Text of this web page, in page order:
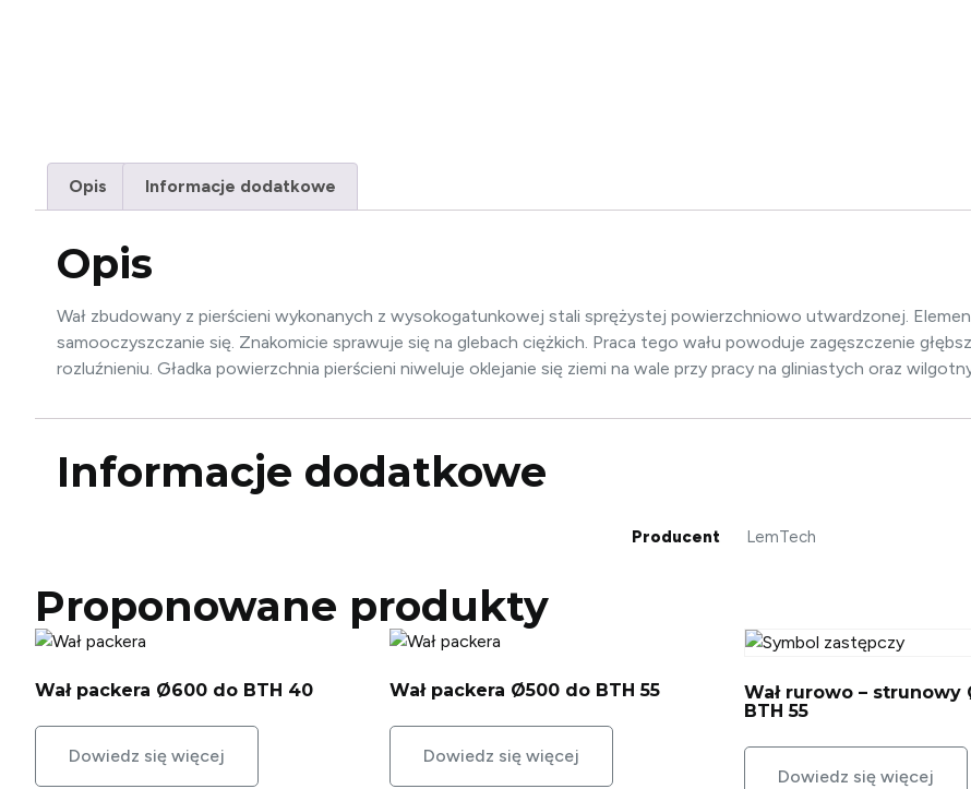
Opis Informacje dodatkowe
Opis
Wał zbudowany z pierścieni wykonanych z wysokogatunkowej stali sprężystej powierzchniowo utwardzonej.
samooczyszczanie się. Znakomicie sprawuje się na glebach ciężkich. Praca tego wału powoduje zagęszczenie
rozluźnieniu. Gładka powierzchnia pierścieni niweluje oklejanie się ziemi na wale przy pracy na gliniastych oraz
Informacje dodatkowe
Producent LemTech
Proponowane produkty
Wał packera Ø600 do BTH 40
Dowiedz się więcej
Wał packera Ø500 do BTH 55
Dowiedz się więcej
Wał rurowo – strunowy
BTH 55
Dowiedz się więcej